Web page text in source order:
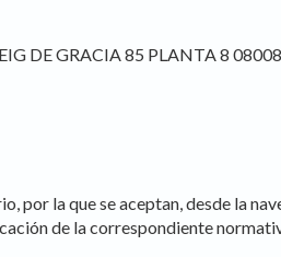
DE GRACIA 85 PLANTA 8
por la que se aceptan, desde la
de la correspondiente